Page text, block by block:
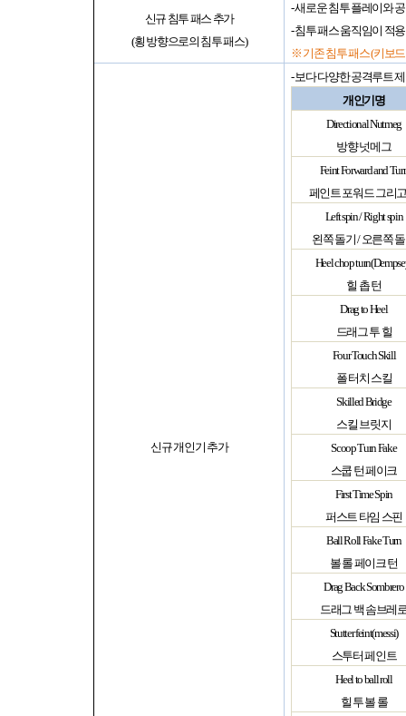
신규 침투 패스 추가
(횡 방향으로의 침투 패스)
-새로운 침투 플레이와
-침투 패스 움직임이 적
※ 기존 침투 패스(키보드
신규 개인기 추가
-보다 다양한 공격루트
개인기명
Directional Nutmeg
방향 넛메그
Feint Forward and
페인트 포워드 그리
Left spin / Right spin
왼쪽 돌기/오른쪽
Heel chop
힐 촙 턴
Drag to Heel
드래그 투 힐
Four Touch Skill
폴 터치 스킬
Skilled Bridge
스킬 브릿지
Scoop Turn Fake
스쿱 턴 페이크
First Time Spin
퍼스트 타임 스핀
Ball Roll Fake Turn
볼 롤 페이크 턴
Drag Back Sombrero
드래그 백 솜브레
Stutter feint(messi)
스투터 페인트
Heel to ball roll
힐 투 볼 롤